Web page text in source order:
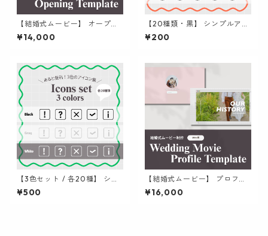
【結婚式ムービー】 オープニ
ングムービー | シンプルだけど
エレガント 記憶に残る構成の
¥14,000
【20種類・黒】 シンプルアイ
コン集 (丸枠) | パワポ / Canv
a / 資料作成
¥200
【3色セット / 各20種】 シン
プルアイコン集 (四角枠) | パ
ワポ / Canva / 資料作成
¥500
【結婚式ムービー】 プロフィ
ールムービー | 少し変わったオ
リジナリティのWeb×インスタ
¥16,000